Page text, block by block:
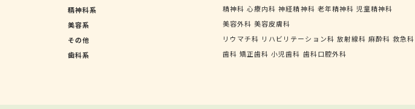
精神科系
精神科 心療内科 神経精神科 老年精神科 児童精神科
美容系
美容外科 美容皮膚科
その他
リウマチ科 リハビリテーション科 放射線科 麻酔科 救急科
歯科系
歯科 矯正歯科 小児歯科 歯科口腔外科